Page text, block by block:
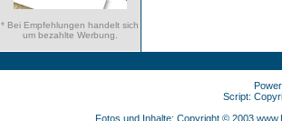
* Bei Empfehlungen handelt sich
um bezahlte Werbung.
Script:
Fotos und Inhalte: Copyright © 2003